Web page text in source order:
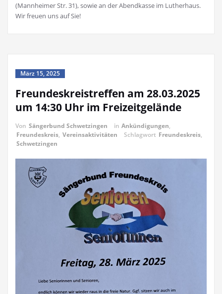
(Mannheimer Str. 31), sowie an der Abendkasse im Lutherhaus.
Wir freuen uns auf Sie!
März 15, 2025
Freundeskreistreffen am 28.03.2025
um 14:30 Uhr im Freizeitgelände
Von Sängerbund Schwetzingen in Ankündigungen,
Freundeskreis, Vereinsaktivitäten Schlagwort Freundeskreis,
Schwetzingen